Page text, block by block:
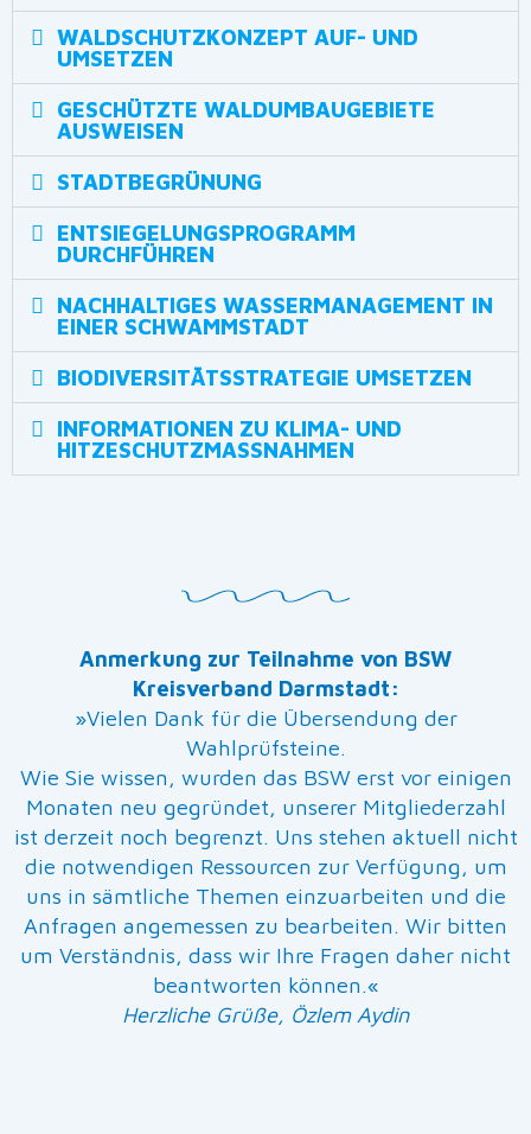
WALDSCHUTZKONZEPT AUF- UND
UMSETZEN
GESCHÜTZTE WALDUMBAUGEBIETE
AUSWEISEN
STADTBEGRÜNUNG
ENTSIEGELUNGSPROGRAMM
DURCHFÜHREN
NACHHALTIGES WASSERMANAGEMENT IN
EINER SCHWAMMSTADT
BIODIVERSITÄTSSTRATEGIE UMSETZEN
INFORMATIONEN ZU KLIMA- UND
HITZESCHUTZMASSNAHMEN
Anmerkung zur Teilnahme von BSW
Kreisverband Darmstadt:
»Vielen Dank für die Übersendung der
Wahlprüfsteine.
Wie Sie wissen, wurden das BSW erst vor einigen
Monaten neu gegründet, unserer Mitgliederzahl
ist derzeit noch begrenzt. Uns stehen aktuell nicht
die notwendigen Ressourcen zur Verfügung, um
uns in sämtliche Themen einzuarbeiten und die
Anfragen angemessen zu bearbeiten. Wir bitten
um Verständnis, dass wir Ihre Fragen daher nicht
beantworten können.«
Herzliche Grüße, Özlem Aydin